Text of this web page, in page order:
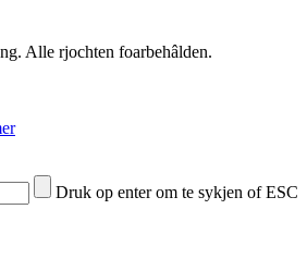
Alle rjochten foarbehâlden.
Druk op enter om te sykjen of ESC